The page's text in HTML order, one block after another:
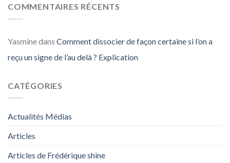
COMMENTAIRES RÉCENTS
Yasminedans Comment dissocier de façon certaine si l’on a
reçu un signe de l’au delà ? Explication
CATÉGORIES
Actualités Médias
Articles
Articles de Frédérique shine